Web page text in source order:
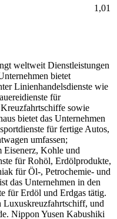
1,01
weltweit Dienstleistungen
bietet
Linienhandelsdienste wie
für
sowie
bietet das Unternehmen
für fertige Autos,
umfassen;
Eisenerz, Kohle und
für Rohöl, Erdölprodukte,
für Öl-, Petrochemie- und
das Unternehmen in den
für Erdöl und Erdgas tätig.
Luxuskreuzfahrtschiff, und
Nippon Yusen Kabushiki